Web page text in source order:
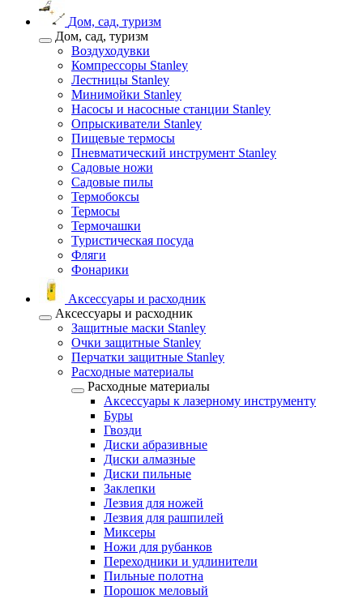
Дом, сад, туризм
Дом, сад, туризм
Воздуходувки
Компрессоры Stanley
Лестницы Stanley
Минимойки Stanley
Насосы и насосные станции Stanley
Опрыскиватели Stanley
Пищевые термосы
Пневматический инструмент Stanley
Садовые ножи
Садовые пилы
Термобоксы
Термосы
Термочашки
Туристическая посуда
Фляги
Фонарики
Аксессуары и расходник
Аксессуары и расходник
Защитные маски Stanley
Очки защитные Stanley
Перчатки защитные Stanley
Расходные материалы
Расходные материалы
Аксессуары к лазерному инструменту
Буры
Гвозди
Диски абразивные
Диски алмазные
Диски пильные
Заклепки
Лезвия для ножей
Лезвия для рашпилей
Миксеры
Ножи для рубанков
Переходники и удлинители
Пильные полотна
Порошок меловый